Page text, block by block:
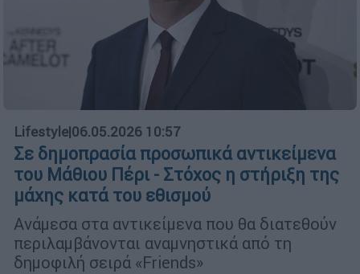
Lifestyle|06.05.2026 10:57
Σε δημοπρασία προσωπικά αντικείμενα
του Μάθιου Πέρι - Στόχος η στήριξη της
μάχης κατά του εθισμού
Ανάμεσα στα αντικείμενα που θα διατεθούν
περιλαμβάνονται αναμνηστικά από τη
δημοφιλή σειρά «Friends»